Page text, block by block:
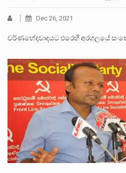
Dec 26, 2021
වර්ණභේදවාදයට එරෙහි අරගලයේ